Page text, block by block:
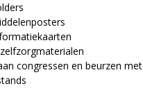
congressen en beurzen met